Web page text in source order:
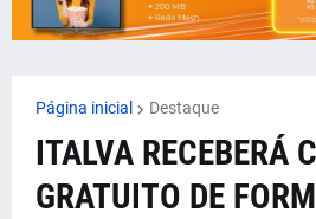
Página inicial Destaque
ITALVA RECEBERÁ
GRATUITO DE